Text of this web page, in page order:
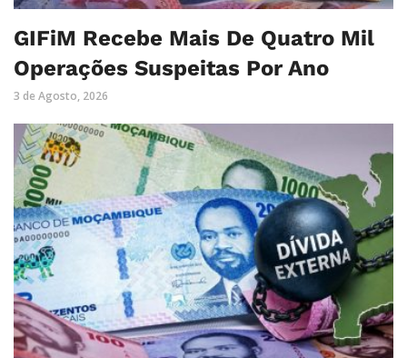
GIFiM Recebe Mais De Quatro Mil
Operações Suspeitas Por Ano
3 de Agosto, 2026